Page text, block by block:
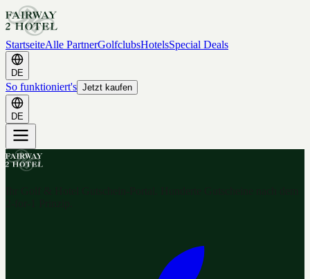
StartseiteAlle PartnerGolfclubsHotelsSpecial Deals
DE
So funktioniert's Jetzt kaufen
DE